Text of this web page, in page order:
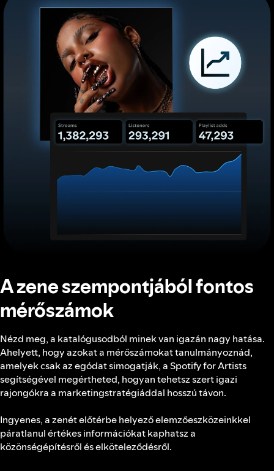
A zene szempontjából fontos
mérőszámok
Nézd meg, a katalógusodból minek van igazán nagy hatása.
Ahelyett, hogy azokat a mérőszámokat tanulmányoznád,
amelyek csak az egódat simogatják, a Spotify for Artists
segítségével megértheted, hogyan tehetsz szert igazi
rajongókra a marketingstratégiáddal hosszú távon.
Ingyenes, a zenét előtérbe helyező elemzőeszközeinkkel
páratlanul értékes információkat kaphatsz a
közönségépítésről és elköteleződésről.